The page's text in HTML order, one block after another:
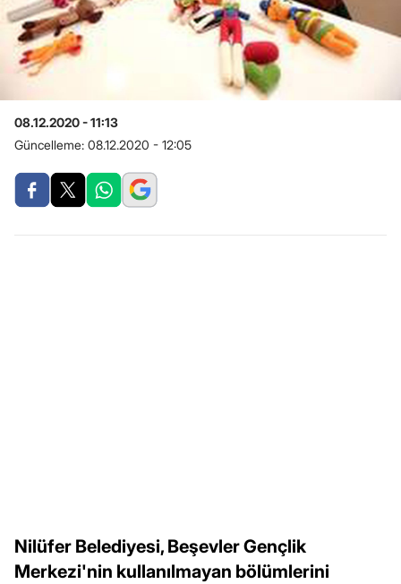
08.12.2020 - 11:13
Güncelleme: 08.12.2020 - 12:05
Nilüfer Belediyesi, Beşevler Gençlik
Merkezi'nin kullanılmayan bölümlerini